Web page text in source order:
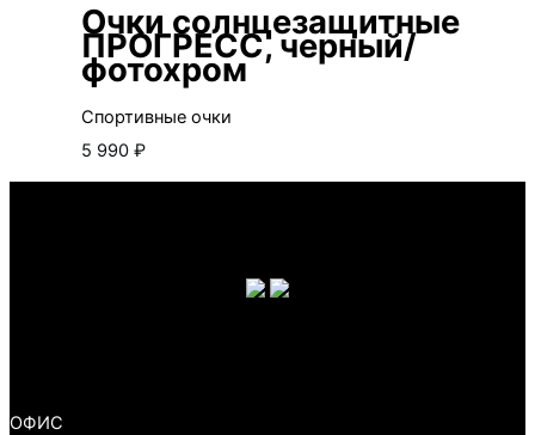
Очки солнцезащитные
ПРОГРЕСС, черный/
фотохром
Спортивные очки
5 990 ₽
ОФИС